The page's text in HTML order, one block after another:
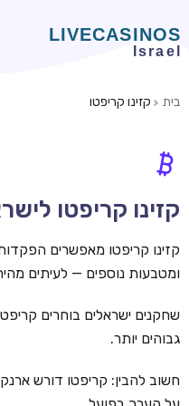
משחקים חינמיים
סלוטים אונליין
מונדיאל 2026 הימורים
בקרה אונליין
וידאו פוקר
בית קזינו קריפטו
קזינו קריפטו
ומטבעות נוספים — לעיתים
שחקנים ישראלים בוחרים
גבוהים יותר.
חשוב להבין: קריפטו דורש